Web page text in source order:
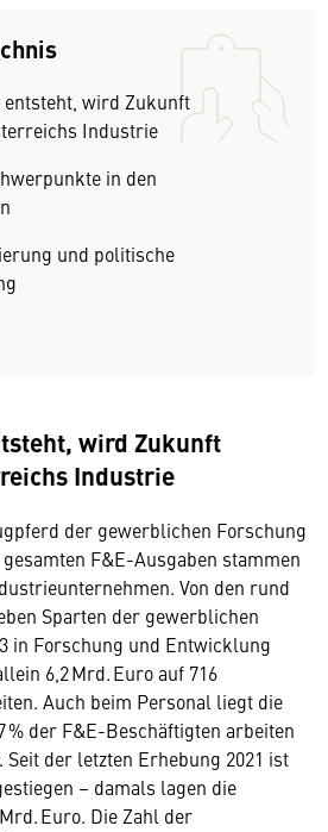
wird Zukunft
Industrie
in den
und politische
wird Zukunft
Industrie
der gewerblichen Forschung
F&E-Ausgaben stammen
Von den rund
Sparten der gewerblichen
in Forschung und Entwicklung
6,2 Mrd. Euro auf 716
Auch beim Personal liegt die
der F&E-Beschäftigten arbeiten
der letzten Erhebung 2021 ist
– damals lagen die
Euro. Die Zahl der